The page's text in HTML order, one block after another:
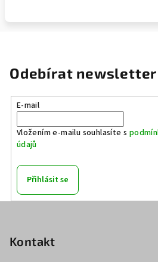
Odebírat newsletter
E-mail
Vložením e-mailu souhlasíte s
údajů
Přihlásit se
Kontakt